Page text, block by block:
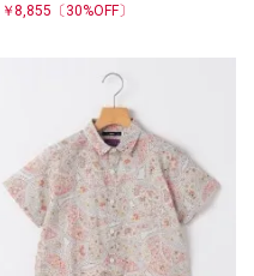
￥8,855 〔30%OFF〕